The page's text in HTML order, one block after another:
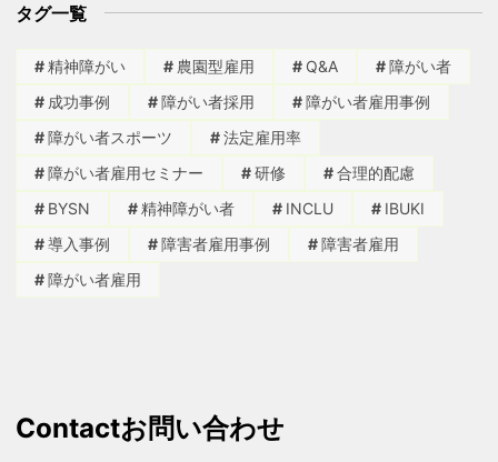
タグ一覧
精神障がい 農園型雇用 Q&A
障がい者
成功事例
障がい者採用
障がい者雇用事例
障がい者スポーツ
法定雇用率
障がい者雇用セミナー
研修
合理的配慮
BYSN
精神障がい者 INCLU
IBUKI
導入事例
障害者雇用事例
障害者雇用
障がい者雇用
Contactお問い合わせ